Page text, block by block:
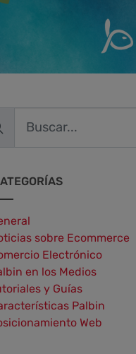
sobre Ecommerce
Electrónico
en los Medios
y Guías
Palbin
Web